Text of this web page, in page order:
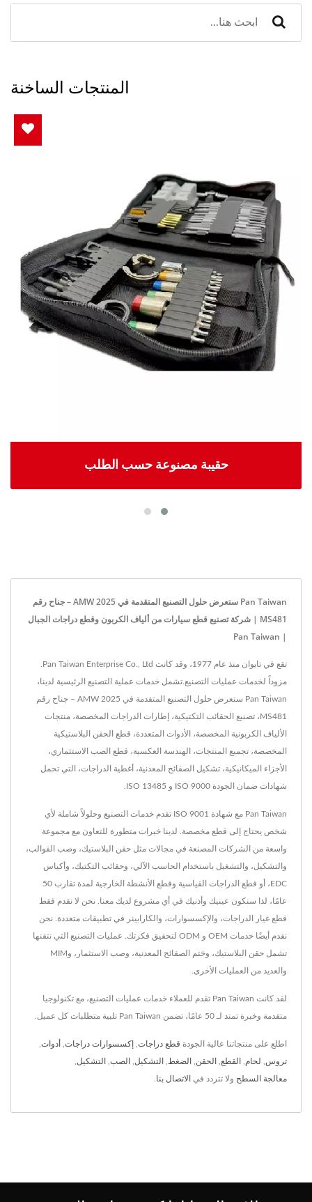
المنتجات الساخنة
حقيبة مصنوعة حسب الطلب
Pan Taiwan ستعرض حلول التصنيع المتقدمة في AMW 2025 – جناح رقم
MS481 | شركة تصنيع قطع سيارات من ألياف الكربون وقطع دراجات الجبال
| Pan Taiwan
مزوداً لخدمات عمليات التصنيع.تشمل خدمات عملية التصنيع الرئيسية لدينا،
Pan Taiwan ستعرض حلول التصنيع المتقدمة في AMW 2025 – جناح رقم
MS481، تصنيع الحقائب التكتيكية، إطارات الدراجات المخصصة، منتجات
الألياف الكربونية المخصصة، الأدوات المتعددة، قطع الحقن البلاستيكية
المخصصة، تجميع المنتجات، الهندسة العكسية، قطع الصب الاستثماري،
الأجزاء الميكانيكية، تشكيل الصفائح المعدنية، أغطية الدراجات، التي تحمل
شهادات ضمان الجودة ISO 9000 و ISO 13485.
Pan Taiwan مع شهادة ISO 9001 تقدم خدمات التصنيع وحلولاً شاملة لأي
شخص يحتاج إلى قطع مخصصة. لدينا خبرات متطورة للتعاون مع مجموعة
واسعة من الشركات المصنعة في مجالات مثل حقن البلاستيك، وصب القوالب،
والتشكيل، والتشغيل باستخدام الحاسب الآلي، وحقائب التكتيك، وأكياس
EDC، أو قطع الدراجات القياسية وقطع الأنشطة الخارجية لمدة تقارب 50
عامًا، لذا سنكون عينيك وأذنيك في أي مشروع لديك معنا. نحن لا نقدم فقط
قطع غيار الدراجات، والإكسسوارات، والكارابينر في تطبيقات متعددة. نحن
نقدم أيضًا خدمات OEM و ODM لتحقيق فكرتك. عمليات التصنيع التي نتقنها
تشمل حقن البلاستيك، وختم الصفائح المعدنية، وصب الاستثمار، وMIM
والعديد من العمليات الأخرى.
لقد كانت Pan Taiwan تقدم للعملاء خدمات عمليات التصنيع، مع تكنولوجيا
متقدمة وخبرة تمتد لـ 50 عامًا، تضمن Pan Taiwan تلبية متطلبات كل عميل.
اطلع على منتجاتنا عالية الجودة قطع دراجات إكسسوارات دراجات أدوات
تروس لحام القطع الحقن الضغط التشكيل الصب التشكيل
معالجة السطح ولا تتردد في الاتصال بنا